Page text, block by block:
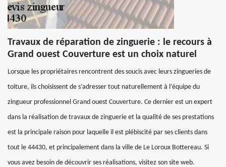
Travaux de réparation de zinguerie : le recours à
Grand ouest Couverture est un choix naturel
Lorsque les propriétaires rencontrent des soucis avec leurs zingueries de
toiture, ils choisissent de s’adresser tout naturellement à l’équipe du
zingueur professionnel Grand ouest Couverture. Ce dernier est un expert
dans la réalisation de travaux de zinguerie et la qualité de ses prestations
est la principale raison pour laquelle il est plébiscité par ses clients dans
tout le 44430, et principalement dans la ville de Le Loroux Bottereau. Si
vous avez besoin de découvrir ses réalisations, visitez son site web.